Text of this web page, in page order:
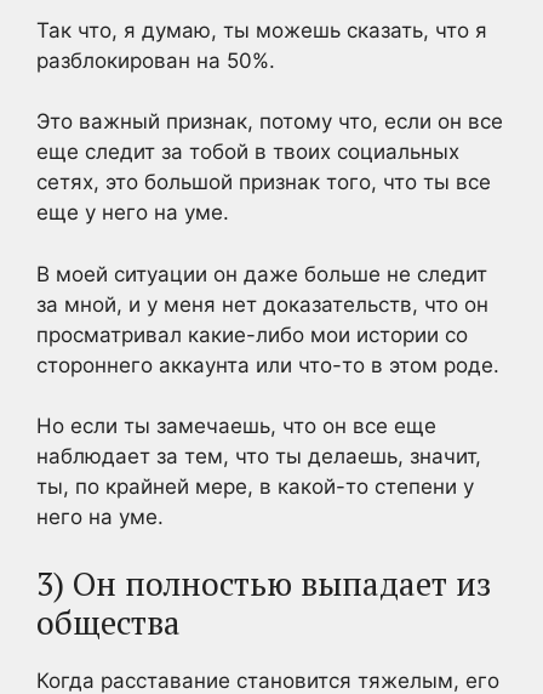
Так что, я думаю, ты можешь сказать, что я
разблокирован на 50%.
Это важный признак, потому что, если он все
еще следит за тобой в твоих социальных
сетях, это большой признак того, что ты все
еще у него на уме.
В моей ситуации он даже больше не следит
за мной, и у меня нет доказательств, что он
просматривал какие-либо мои истории со
стороннего аккаунта или что-то в этом роде.
Но если ты замечаешь, что он все еще
наблюдает за тем, что ты делаешь, значит,
ты, по крайней мере, в какой-то степени у
него на уме.
3) Он полностью выпадает из
общества
Когда расставание становится тяжелым, его